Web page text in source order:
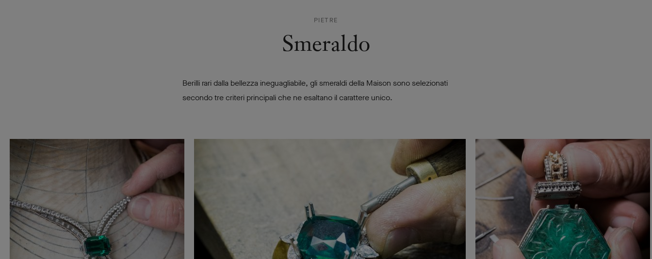
PIETRE
Smeraldo
Berilli rari dalla bellezza ineguagliabile, gli smeraldi della Maison sono selezionati
secondo tre criteri principali che ne esaltano il carattere unico.